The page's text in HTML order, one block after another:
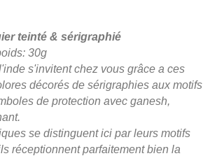
teinté & sérigraphié
30g
s'invitent chez vous grâce a ces
décorés de sérigraphies aux motifs
de protection avec ganesh,
se distinguent ici par leurs motifs
réceptionnent parfaitement bien la